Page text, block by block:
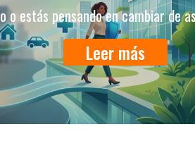
o estás pensando en cambiar de
Leer más